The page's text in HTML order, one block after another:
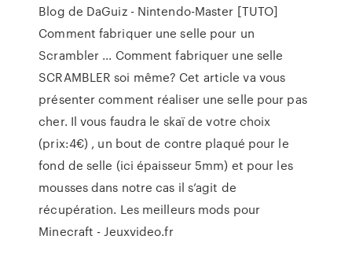
Blog de DaGuiz - Nintendo-Master [TUTO]
Comment fabriquer une selle pour un
Scrambler ... Comment fabriquer une selle
SCRAMBLER soi même? Cet article va vous
présenter comment réaliser une selle pour pas
cher. Il vous faudra le skaï de votre choix
(prix:4€) , un bout de contre plaqué pour le
fond de selle (ici épaisseur 5mm) et pour les
mousses dans notre cas il s’agit de
récupération. Les meilleurs mods pour
Minecraft - Jeuxvideo.fr